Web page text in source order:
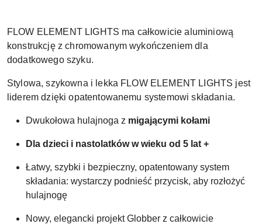
FLOW ELEMENT LIGHTS ma całkowicie aluminiową
konstrukcję z chromowanym wykończeniem dla
dodatkowego szyku.
Stylowa, szykowna i lekka FLOW ELEMENT LIGHTS jest
liderem dzięki opatentowanemu systemowi składania.
Dwukołowa hulajnoga z migającymi kołami
Dla dzieci i nastolatków w wieku od 5 lat +
Łatwy, szybki i bezpieczny, opatentowany system
składania: wystarczy podnieść przycisk, aby rozłożyć
hulajnogę
Nowy, elegancki projekt Globber z całkowicie